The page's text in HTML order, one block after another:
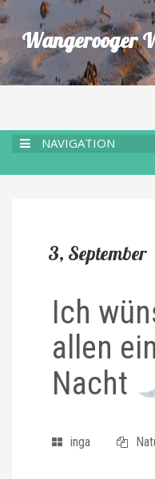
Wangerooger
NAVIGATION
3, September
Ich
allen
Nacht
inga